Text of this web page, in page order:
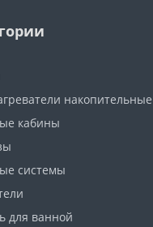
накопительные
кабины
системы
для ванной